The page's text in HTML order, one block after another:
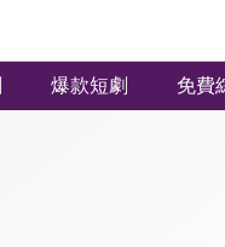
爆款短劇 免費